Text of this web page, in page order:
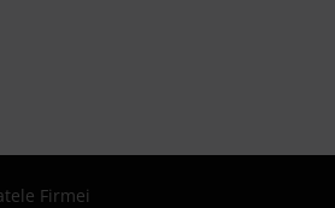
Firmei